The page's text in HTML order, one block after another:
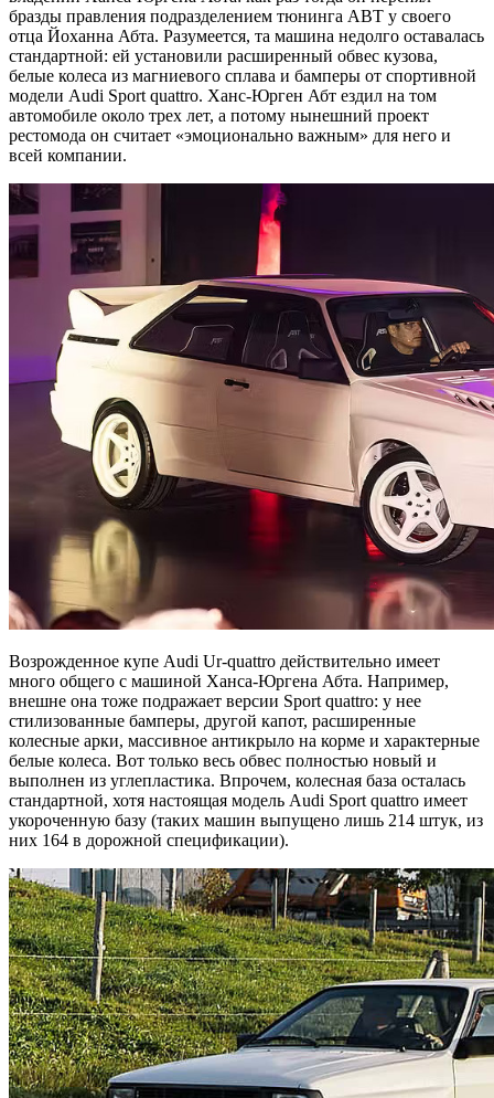
бразды правления подразделением тюнинга ABT у своего
отца Йоханна Абта. Разумеется, та машина недолго оставалась
стандартной: ей установили расширенный обвес кузова,
белые колеса из магниевого сплава и бамперы от спортивной
модели Audi Sport quattro. Ханс-Юрген Абт ездил на том
автомобиле около трех лет, а потому нынешний проект
рестомода он считает «эмоционально важным» для него и
всей компании.
Возрожденное купе Audi Ur-quattro действительно имеет
много общего с машиной Ханса-Юргена Абта. Например,
внешне она тоже подражает версии Sport quattro: у нее
стилизованные бамперы, другой капот, расширенные
колесные арки, массивное антикрыло на корме и характерные
белые колеса. Вот только весь обвес полностью новый и
выполнен из углепластика. Впрочем, колесная база осталась
стандартной, хотя настоящая модель Audi Sport quattro имеет
укороченную базу (таких машин выпущено лишь 214 штук, из
них 164 в дорожной спецификации).